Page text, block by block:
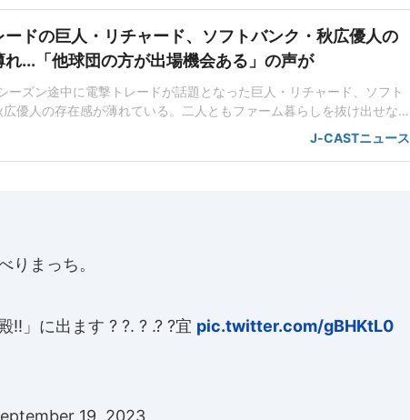
ードの巨人・リチャード、ソフトバンク・秋広優人の
れ...「他球団の方が出場機会ある」の声が
ーズン途中に電撃トレードが話題となった巨人・リチャード、ソフト
広優人の存在感が薄れている。二人ともファーム暮らしを抜け出せな
ドはソフトバンク在籍時にウエスタン・リーグで5年連続本塁打王に輝
を評価され、秋広優人、大江竜聖と2対1のトレードで25年5月に巨人に
J-CASTニュース
りまっち。
!!」に出ます ? ?. ? .? ?宜 pic.twitter.com/gBHKtL0
19, 2023